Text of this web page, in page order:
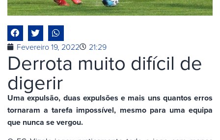
Fevereiro 19, 2022 21:29
Derrota muito difícil de
digerir
Uma expulsão, duas expulsões e mais uns quantos erros
tornaram a tarefa impossível, mesmo para uma equipa
que nunca se vergou.